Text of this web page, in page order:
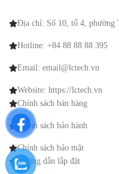
Địa chỉ: Số 10, tổ 4, phường
Hotline: +84 88 88 88 395
Email: email@lctech.vn
Website: https://lctech.vn
Chính sách bán hàng
Chính sách bảo hành
Chính sách bảo mật
Hướng dẫn lắp đặt